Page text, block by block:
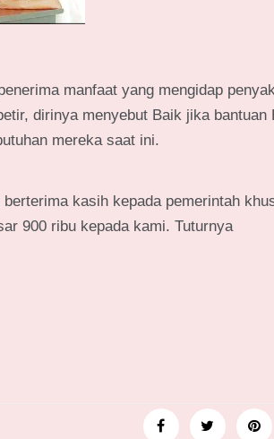
manfaat yang mengidap
dirinya menyebut Baik jika
mereka saat ini.
kasih kepada pemerintah
900 ribu kepada kami. Tuturnya